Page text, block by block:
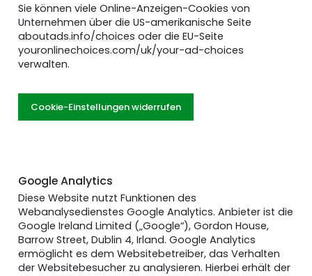
Sie können viele Online-Anzeigen-Cookies von
Unternehmen über die US-amerikanische Seite
aboutads.info/choices oder die EU-Seite
youronlinechoices.com/uk/your-ad-choices
verwalten.
Cookie-Einstellungen widerrufen
Google Analytics
Diese Website nutzt Funktionen des
Webanalysedienstes Google Analytics. Anbieter ist die
Google Ireland Limited („Google“), Gordon House,
Barrow Street, Dublin 4, Irland. Google Analytics
ermöglicht es dem Websitebetreiber, das Verhalten
der Websitebesucher zu analysieren. Hierbei erhält der